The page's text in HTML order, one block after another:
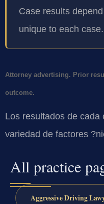
Case results
unique to each case.
Attorney advertising. Prior
outcome.
Los resultados de
variedad de factores
All practice
Aggressive Driving